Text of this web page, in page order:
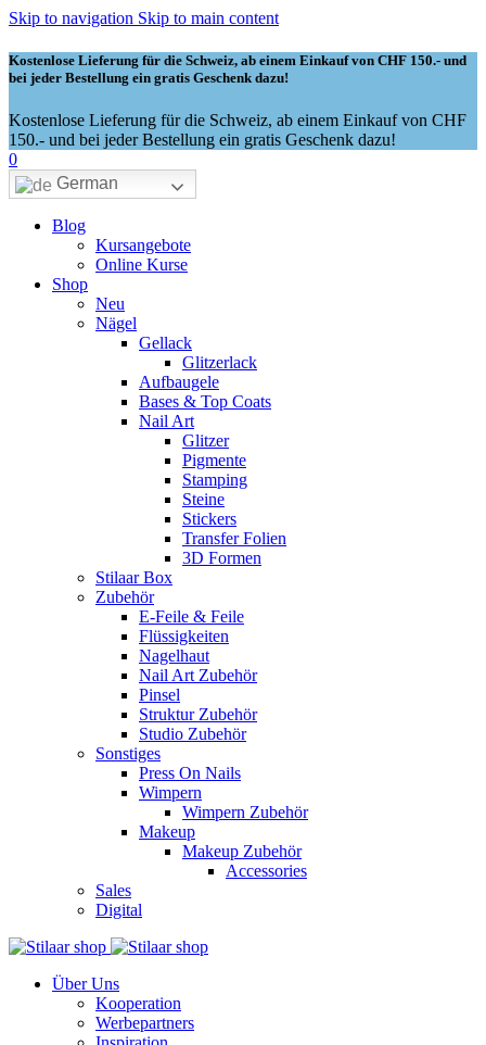
Skip to navigation Skip to main content
Kostenlose Lieferung für die Schweiz, ab einem Einkauf von CHF 150.- und
bei jeder Bestellung ein gratis Geschenk dazu!
Kostenlose Lieferung für die Schweiz, ab einem Einkauf von CHF
150.- und bei jeder Bestellung ein gratis Geschenk dazu!
0
German
Blog
Kursangebote
Online Kurse
Shop
Neu
Nägel
Gellack
Glitzerlack
Aufbaugele
Bases & Top Coats
Nail Art
Glitzer
Pigmente
Stamping
Steine
Stickers
Transfer Folien
3D Formen
Stilaar Box
Zubehör
E-Feile & Feile
Flüssigkeiten
Nagelhaut
Nail Art Zubehör
Pinsel
Struktur Zubehör
Studio Zubehör
Sonstiges
Press On Nails
Wimpern
Wimpern Zubehör
Makeup
Makeup Zubehör
Accessories
Sales
Digital
Über Uns
Kooperation
Werbepartners